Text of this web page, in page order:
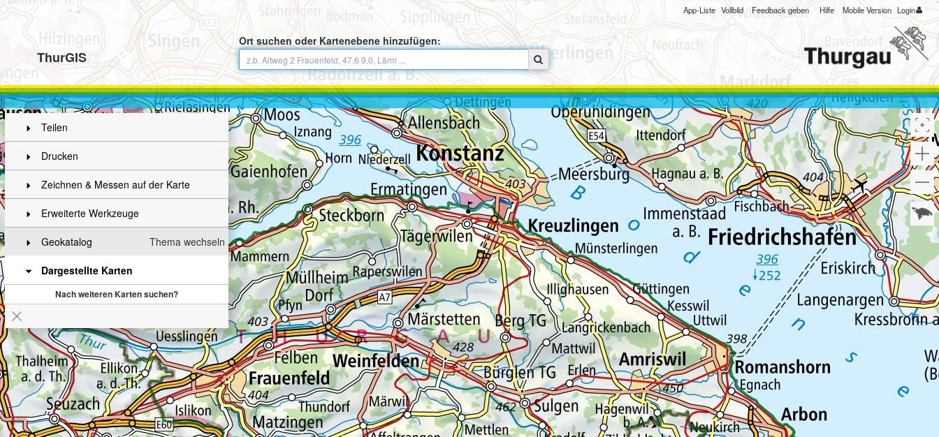
ThurGIS
Ort suchen oder Kartenebene hinzufügen:
App-Liste Vollbild Feedback geben Hilfe Mobile Version Login
Teilen
Drucken
Zeichnen & Messen auf der Karte
Erweiterte Werkzeuge
Thema wechseln
Geokatalog
Dargestellte Karten
Nach weiteren Karten suchen?